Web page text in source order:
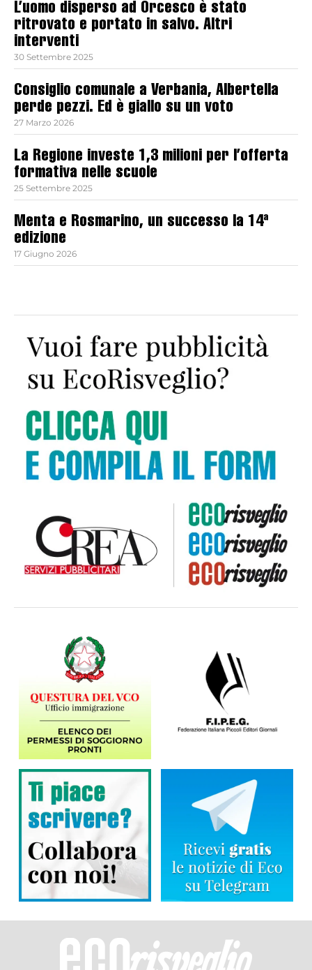
L’uomo disperso ad Orcesco è stato
ritrovato e portato in salvo. Altri
interventi
30 Settembre 2025
Consiglio comunale a Verbania, Albertella
perde pezzi. Ed è giallo su un voto
27 Marzo 2026
La Regione investe 1,3 milioni per l’offerta
formativa nelle scuole
25 Settembre 2025
Menta e Rosmarino, un successo la 14ª
edizione
17 Giugno 2026